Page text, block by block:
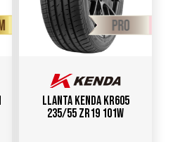
Llanta KENDA KR605
235/55 ZR19 101W